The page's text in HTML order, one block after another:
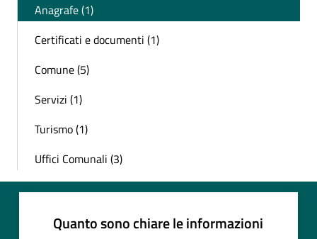
Anagrafe (1)
Certificati e documenti (1)
Comune (5)
Servizi (1)
Turismo (1)
Uffici Comunali (3)
Quanto sono chiare le informazioni